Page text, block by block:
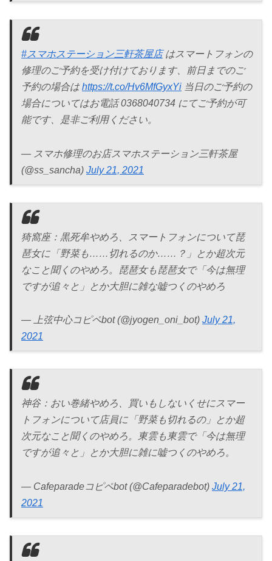
#スマホステーション三軒茶屋店はスマートフォンの
修理のご予約を受け付けております、前日までのご
予約の場合はhttps://t.co/Hv6MfGyxYi 当日のご予約の
場合についてはお電話 0368040734 にてご予約が可
能です、是非ご利用ください。
— スマホ修理のお店スマホステーション三軒茶屋
(@ss_sancha) July 21, 2021
猗窩座：黒死牟やめろ、スマートフォンについて琵
琶女に「野菜も……切れるのか……？」とか超次元
なこと聞くのやめろ。琵琶女も琵琶女で「今は無理
ですが追々と」とか大胆に雑な嘘つくのやめろ
— 上弦中心コピペbot (@jyogen_oni_bot) July 21,
2021
神谷：おい巻緒やめろ、買いもしないくせにスマー
トフォンについて店員に「野菜も切れるの」とか超
次元なこと聞くのやめろ。東雲も東雲で「今は無理
ですが追々と」とか大胆に雑に嘘つくのやめろ。
— Cafeparadeコピペbot (@Cafeparadebot) July 21,
2021